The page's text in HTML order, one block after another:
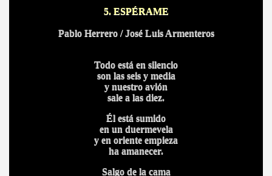
5. ESPÉRAME
Pablo Herrero / José Luis Armenteros
Todo está en silencio
son las seis y media
y nuestro avión
sale a las diez.
Él está sumido
en un duermevela
y en oriente empieza
ha amanecer.
Salgo de la cama